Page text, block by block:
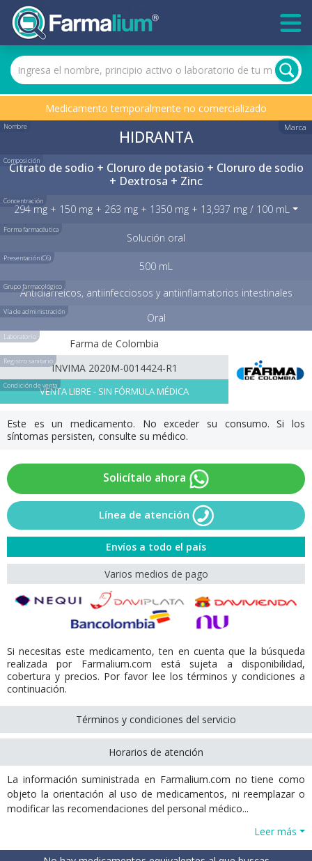
Medicamento temporalmente no comercializado
Nombre Marca
HIDRANTA
Composición
Citrato de sodio + Cloruro de potasio + Cloruro de sodio
+ Dextrosa + Zinc
Concentración
294 mg + 150 mg + 263 mg + 1350 mg + 13,937 mg / 100 mL
Forma farmacéutica
Solución oral
Presentación (C6)
500 mL
Grupo farmacológico
Antidiarreicos, antiinfecciosos y antiinflamatorios intestinales
Vía de administración Oral
Laboratorio
Farma de Colombia
Registro sanitario
INVIMA 2020M-0014424-R1
Condición de ventaVENTA LIBRE - SIN FÓRMULA MÉDICA
Este es un medicamento. No exceder su consumo. Si los
síntomas persisten, consulte su médico.
Solicítalo ahora
Línea de atención
Envíos a todo el país
Varios medios de pago
Si necesitas este medicamento, ten en cuenta que la búsqueda
realizada por Farmalium.com está sujeta a disponibilidad,
cobertura y precios. Por favor lee los términos y condiciones a
continuación.
Términos y condiciones del servicio
Horarios de atención
La información suministrada en Farmalium.com no tiene como
objeto la orientación al uso de medicamentos, ni reemplazar o
modificar las recomendaciones del personal médico...
Leer más